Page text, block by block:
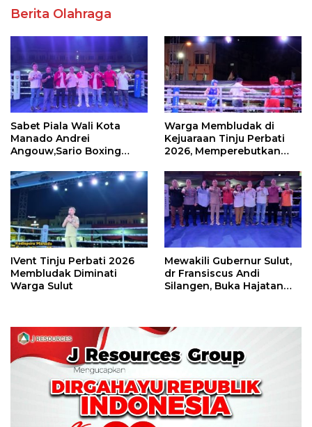
Berita Olahraga
Sabet Piala Wali Kota
Manado Andrei
Angouw,Sario Boxing
Perbati 2026
Warga Membludak di
Kejuaraan Tinju Perbati
2026, Memperebutkan
IVent Tinju Perbati 2026
Membludak Diminati
Warga Sulut
Mewakili Gubernur Sulut,
dr Fransiscus Andi
Silangen, Buka Hajatan